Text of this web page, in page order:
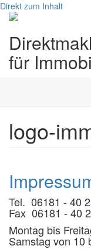
Direkt zum Inhalt
für
logo-
Tel. 06181 - 40
Fax 06181 - 40
Montag bis
Samstag von 10